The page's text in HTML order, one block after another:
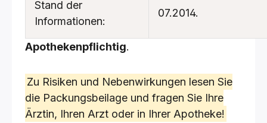
Stand der
Informationen:
07.2014.
Apothekenpflichtig.
Zu Risiken und Nebenwirkungen lesen Sie
die Packungsbeilage und fragen Sie Ihre
Ärztin, Ihren Arzt oder in Ihrer Apotheke!